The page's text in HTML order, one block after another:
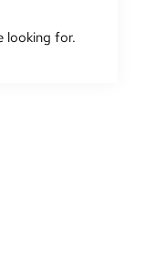
looking for.